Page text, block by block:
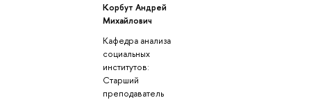
Корбут Андрей
Михайлович
Кафедра анализа
социальных
институтов:
Старший
преподаватель